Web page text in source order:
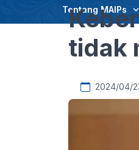
Tentang MAIPs
tidak
2024/04/